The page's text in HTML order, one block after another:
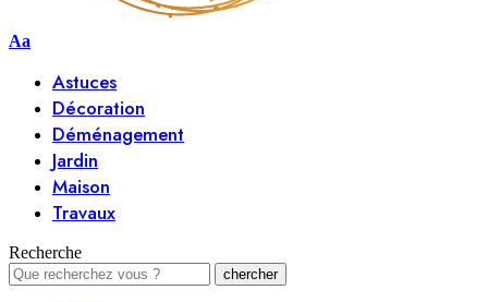
Aa
Astuces
Décoration
Déménagement
Jardin
Maison
Travaux
Recherche